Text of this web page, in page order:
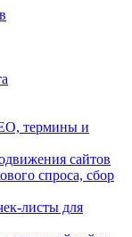
термины и
сайтов
спроса, сбор
листы для